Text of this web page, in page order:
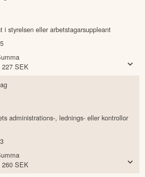
i styrelsen eller arbetstagarsuppleant
227 SEK
administrations-, lednings- eller kontrollor
260 SEK